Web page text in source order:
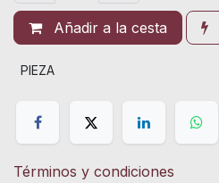
Añadir a la cesta
PIEZA
Términos y condiciones